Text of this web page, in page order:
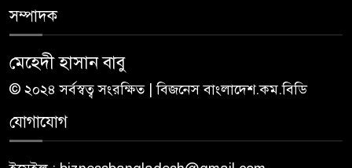
সম্পাদক
মেহেদী হাসান বাবু
© ২০২৪ সর্বস্বত্ব সংরক্ষিত | বিজনেস বাংলাদেশ.কম.বিডি
যোগাযোগ